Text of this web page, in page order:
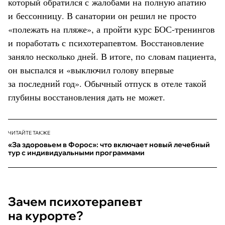
и бессонницу. В санатории он решил не просто
«полежать на пляже», а пройти курс БОС-тренингов
и поработать с психотерапевтом. Восстановление
заняло несколько дней. В итоге, по словам пациента,
он выспался и «выключил голову впервые
за последний год». Обычный отпуск в отеле такой
глубины восстановления дать не может.
ЧИТАЙТЕ ТАКЖЕ
«За здоровьем в Форос»: что включает новый лечебный
тур с индивидуальными программами
Зачем психотерапевт
на курорте?